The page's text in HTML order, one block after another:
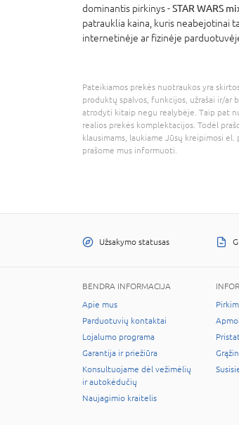
dominantis pirkinys -STAR WARS
patrauklia kaina, kuris neabejotinai
internetinėje ar fizinėje
Pateikiamos prekės nuotraukos yra
produktų spalvos, funkcijos, užrašai ir/ar
atrodyti kitaip negu realybėje. Taip pat
realios prekės komplektacijos. Todėl
klausimams, laukiame Jūsų kreipimosi el.
prašome mus informuoti.
Užsakymo statusas
BENDRA INFORMACIJA
Apie mus
Parduotuvių kontaktai
Lojalumo programa
Garantija ir priežiūra
Konsultuojame dėl vežimėlių
ir autokėdučių
Naujagimio kraitelis